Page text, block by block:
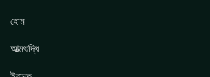
হোম
আত্মশুদ্ধি